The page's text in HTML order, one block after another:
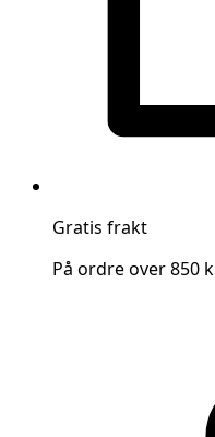
Gratis frakt
På ordre over 850